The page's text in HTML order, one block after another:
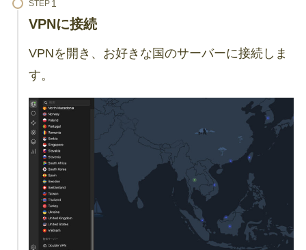
STEP
VPNに接続
VPNを開き、お好きな国のサーバーに接続しま
す。